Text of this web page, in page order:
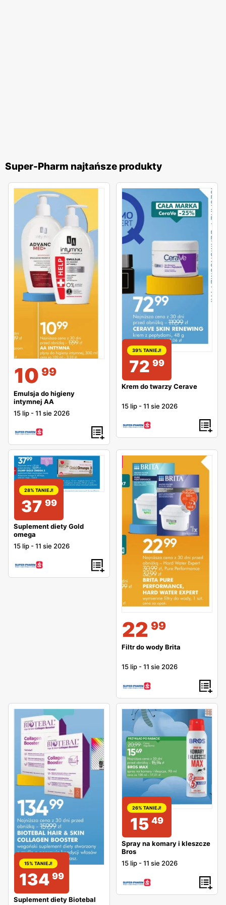
Super-Pharm najtańsze produkty
10 99
Emulsja do higieny
intymnej AA
15 lip -11 sie 2026
39% TANIEJ!
72 99
Krem do twarzy Cerave
15 lip -11 sie 2026
28% TANIEJ!
37 99
Suplement diety Gold
omega
15 lip -11 sie 2026
22 99
Filtr do wody Brita
15 lip -11 sie 2026
15% TANIEJ!
134 99
Suplement diety Biotebal
26% TANIEJ!
15 49
Spray na komary i kleszcze
Bros
15 lip -11 sie 2026